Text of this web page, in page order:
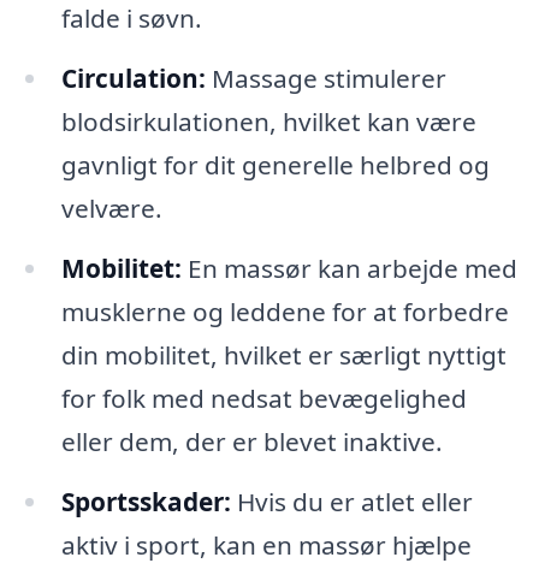
falde i søvn.
Circulation: Massage stimulerer
blodsirkulationen, hvilket kan være
gavnligt for dit generelle helbred og
velvære.
Mobilitet: En massør kan arbejde med
musklerne og leddene for at forbedre
din mobilitet, hvilket er særligt nyttigt
for folk med nedsat bevægelighed
eller dem, der er blevet inaktive.
Sportsskader: Hvis du er atlet eller
aktiv i sport, kan en massør hjælpe